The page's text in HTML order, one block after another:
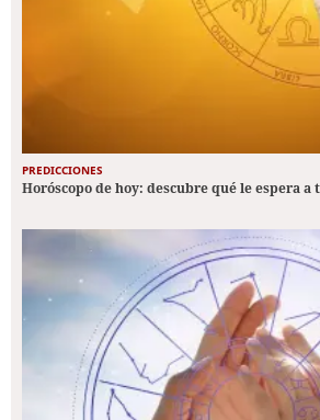
PREDICCIONES
Horóscopo de hoy: descubre qué le espera a